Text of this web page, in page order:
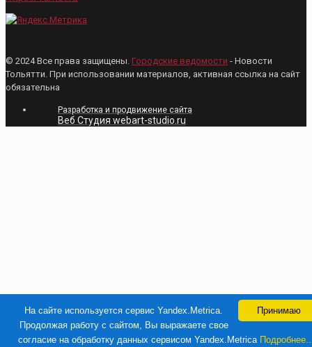
© 2024 Все права защищены. Городские ведомости - Новости
Тольятти. При использовании материалов, активная ссылка на сайт
обязательна
Разработка и продвижение сайта
Веб Студия webart-studio.ru
Принимаю
На сайте используется сервис Yandex.Metrica.
Продолжая работу с сайтом, Вы выражаете свое
согласие на обработку данных сервисом Yandex.Metrica